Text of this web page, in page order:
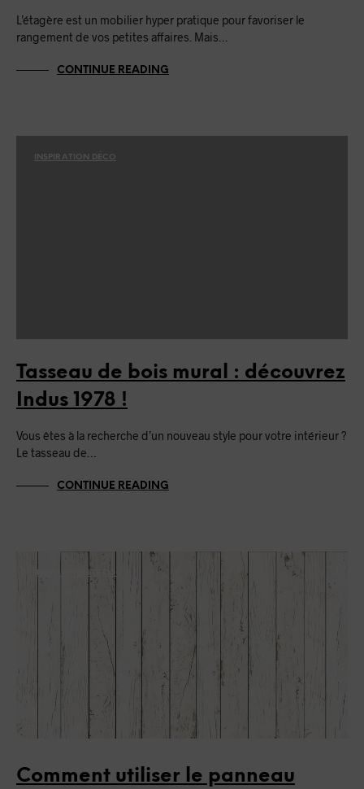
L’étagère est un mobilier hyper pratique pour favoriser le
rangement de vos petites affaires. Mais…
CONTINUE READING
INSPIRATION DÉCO
Tasseau de bois mural : découvrez
Indus 1978 !
Vous êtes à la recherche d’un nouveau style pour votre intérieur ?
Le tasseau de…
CONTINUE READING
INSPIRATION DÉCO
Comment utiliser le panneau